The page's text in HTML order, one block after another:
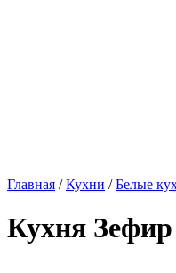
Главная /Кухни /Белые
Кухня Зефир